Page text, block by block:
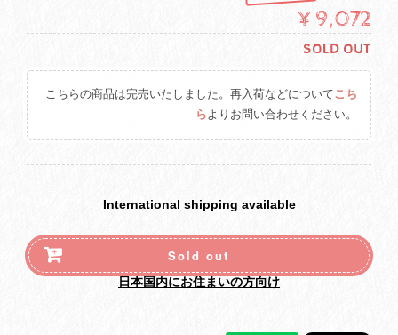
¥9,072
SOLD OUT
こちらの商品は完売いたしました。再入荷などについてこち
らよりお問い合わせください。
International shipping available
Sold out
日本国内にお住まいの方向け